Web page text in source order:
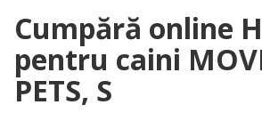
Cumpără online
pentru caini
PETS, S